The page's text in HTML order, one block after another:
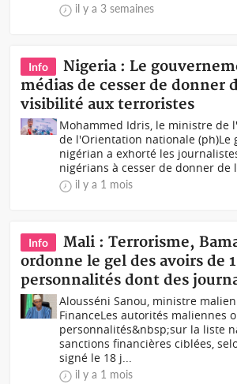
il y a 3 semaines
Info
Nigeria : Le
médias de cesser de donner
visibilité aux terroristes
Mohammed Idris, le ministre de
de l'Orientation nationale (ph)Le
nigérian a exhorté les
nigérians à cesser de donner de
il y a 1 mois
Info
Mali : Terrorisme,
ordonne le gel des avoirs de
personnalités dont des
Alousséni Sanou, ministre
FinanceLes autorités maliennes
personnalités&nbsp;sur la liste
sanctions financières ciblées,
signé le 18 j...
il y a 1 mois